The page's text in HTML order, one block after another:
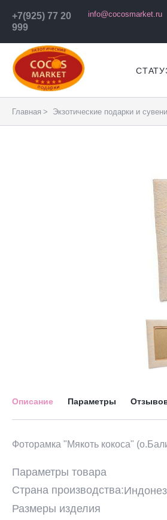
+7(925) 77 20
999
info@cocosmarket.ru
Главная Экзотические подарки и
Описание
Фоторамка "Мякоть кокоса"
Параметры товара
Страна производства:
Размеры изделия
Параметры